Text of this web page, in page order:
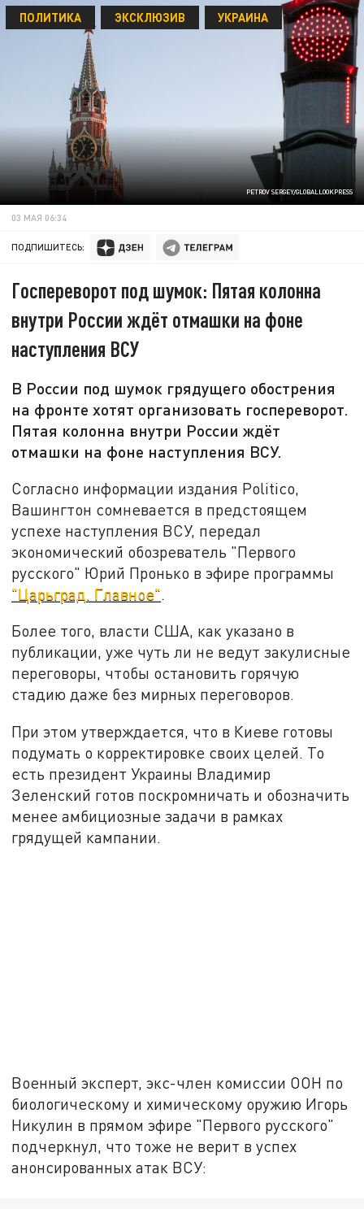
PETROV SERGEY/GLOBALLOOKPRESS
ПОЛИТИКА ЭКСКЛЮЗИВ УКРАИНА
03 МАЯ 06:34
ПОДПИШИТЕСЬ:
Госпереворот под шумок: Пятая колонна
внутри России ждёт отмашки на фоне
наступления ВСУ
В России под шумок грядущего обострения
на фронте хотят организовать госпереворот.
Пятая колонна внутри России ждёт
отмашки на фоне наступления ВСУ.
Согласно информации издания Politico,
Вашингтон сомневается в предстоящем
успехе наступления ВСУ, передал
экономический обозреватель "Первого
русского" Юрий Пронько в эфире программы
"Царьград. Главное".
Более того, власти США, как указано в
публикации, уже чуть ли не ведут закулисные
переговоры, чтобы остановить горячую
стадию даже без мирных переговоров.
При этом утверждается, что в Киеве готовы
подумать о корректировке своих целей. То
есть президент Украины Владимир
Зеленский готов поскромничать и обозначить
менее амбициозные задачи в рамках
грядущей кампании.
Военный эксперт, экс-член комиссии ООН по
биологическому и химическому оружию Игорь
Никулин в прямом эфире "Первого русского"
подчеркнул, что тоже не верит в успех
анонсированных атак ВСУ: